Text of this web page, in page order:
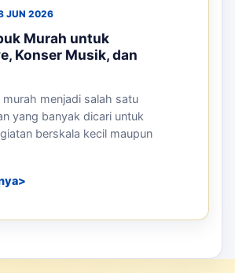
JUN 2026
Murah untuk
Konser Musik, dan
murah menjadi salah satu
yang banyak dicari untuk
berskala kecil maupun